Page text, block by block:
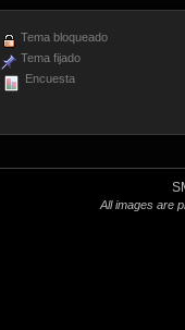
Tema bloqueado
Tema fijado
Encuesta
All images are